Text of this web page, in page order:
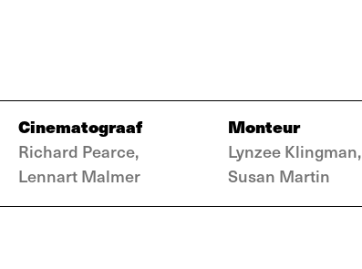
Cinematograaf
Richard Pearce,
Lennart Malmer
Monteur
Lynzee Klingman,
Susan Martin